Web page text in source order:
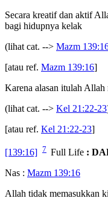
Secara kreatif dan aktif
bagi hidupnya kelak
(lihat cat. --> Mazm
[atau ref. Mazm 139:16]
Karena alasan itulah Allah
(lihat cat. --> Kel 21:22-23
[atau ref. Kel 21:22-23]
[139:16] 7 Full Life :
Nas : Mazm 139:16
Allah tidak memasukkan